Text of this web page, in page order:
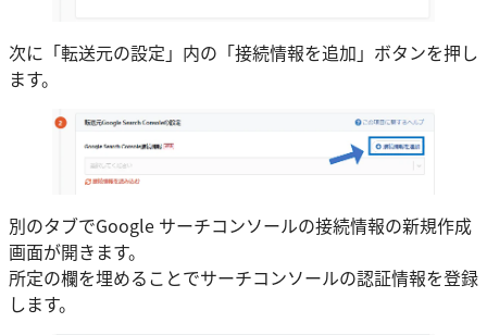
次に「転送元の設定」内の「接続情報を追加」ボタンを押し
ます。
別のタブでGoogle サーチコンソールの接続情報の新規作成
画面が開きます。
所定の欄を埋めることでサーチコンソールの認証情報を登録
します。